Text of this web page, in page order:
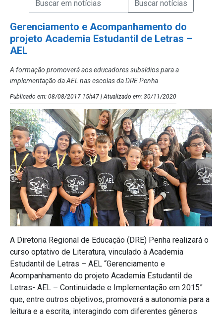
Gerenciamento e Acompanhamento do
projeto Academia Estudantil de Letras –
AEL
A formação promoverá aos educadores subsídios para a
implementação da AEL nas escolas da DRE Penha
Publicado em: 08/08/2017 15h47 | Atualizado em: 30/11/2020
A Diretoria Regional de Educação (DRE) Penha realizará o
curso optativo de Literatura, vinculado à Academia
Estudantil de Letras – AEL “Gerenciamento e
Acompanhamento do projeto Academia Estudantil de
Letras- AEL – Continuidade e Implementação em 2015”
que, entre outros objetivos, promoverá a autonomia para a
leitura e a escrita, interagindo com diferentes gêneros